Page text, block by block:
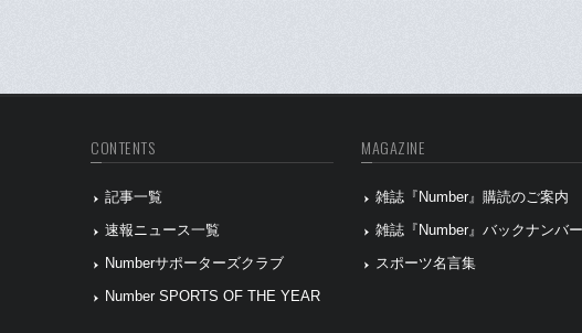
CONTENTS
記事一覧
速報ニュース一覧
Numberサポーターズクラブ
Number SPORTS OF THE YEAR
MAGAZINE
雑誌『Number』購読のご案内
雑誌『Number』バックナンバー
スポーツ名言集